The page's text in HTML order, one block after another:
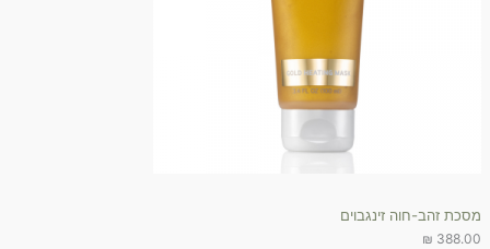
מסכת זהב-חוה זינגבוים
388.00
₪